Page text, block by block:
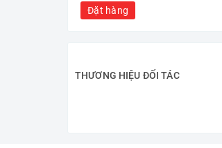
Đặt hàng
THƯƠNG HIỆU ĐỐI TÁC